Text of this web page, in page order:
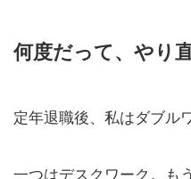
何度だって、やり
定年退職後、私はダブル
一つはデスクワーク。も